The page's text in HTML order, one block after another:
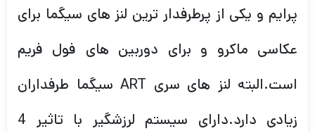
پرایم و یکی از پرطرفدار ترین لنز های سیگما برای
عکاسی ماکرو و برای دوربین های فول فریم
است.البته لنز های سری ART سیگما طرفداران
زیادی دارد.دارای سیستم لرزشگیر با تاثیر 4